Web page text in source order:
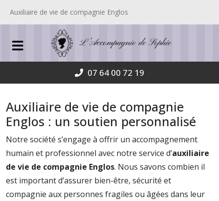
Auxiliaire de vie de compagnie Englos
07 64 00 72 19
Auxiliaire de vie de compagnie
Englos : un soutien personnalisé
Notre société s’engage à offrir un accompagnement
humain et professionnel avec notre service d’auxiliaire
de vie de compagnie Englos. Nous savons combien il
est important d’assurer bien-être, sécurité et
compagnie aux personnes fragiles ou âgées dans leur